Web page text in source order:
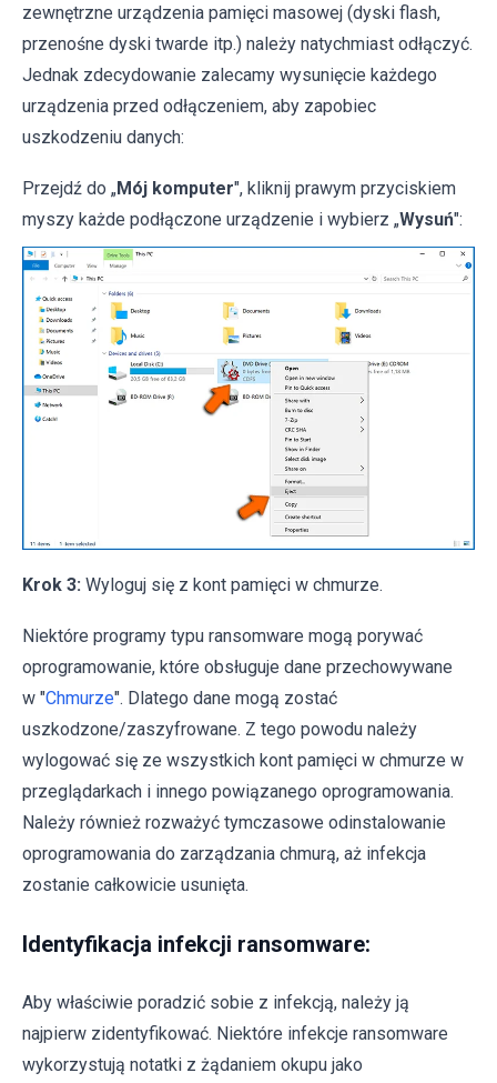
zewnętrzne urządzenia pamięci masowej (dyski flash,
przenośne dyski twarde itp.) należy natychmiast odłączyć.
Jednak zdecydowanie zalecamy wysunięcie każdego
urządzenia przed odłączeniem, aby zapobiec
uszkodzeniu danych:
Przejdź do „Mój komputer", kliknij prawym przyciskiem
myszy każde podłączone urządzenie i wybierz „Wysuń":
Krok 3: Wyloguj się z kont pamięci w chmurze.
Niektóre programy typu ransomware mogą porywać
oprogramowanie, które obsługuje dane przechowywane
w "Chmurze". Dlatego dane mogą zostać
uszkodzone/zaszyfrowane. Z tego powodu należy
wylogować się ze wszystkich kont pamięci w chmurze w
przeglądarkach i innego powiązanego oprogramowania.
Należy również rozważyć tymczasowe odinstalowanie
oprogramowania do zarządzania chmurą, aż infekcja
zostanie całkowicie usunięta.
Identyfikacja infekcji ransomware:
Aby właściwie poradzić sobie z infekcją, należy ją
najpierw zidentyfikować. Niektóre infekcje ransomware
wykorzystują notatki z żądaniem okupu jako